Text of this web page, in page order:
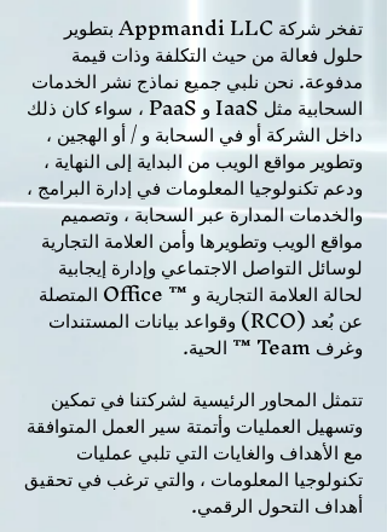
تفخر شركة Appmandi LLC بتطوير
حلول فعالة من حيث التكلفة وذات قيمة
مدفوعة. نحن نلبي جميع نماذج نشر الخدمات
السحابية مثل IaaS و PaaS ، سواء كان ذلك
داخل الشركة أو في السحابة و / أو الهجين ،
وتطوير مواقع الويب من البداية إلى النهاية ،
ودعم تكنولوجيا المعلومات في إدارة البرامج ،
والخدمات المدارة عبر السحابة ، وتصميم
مواقع الويب وتطويرها وأمن العلامة التجارية
لوسائل التواصل الاجتماعي وإدارة إيجابية
لحالة العلامة التجارية و ™ Office المتصلة
عن بُعد (RCO) وقواعد بيانات المستندات
وغرف Team ™ الحية.
تتمثل المحاور الرئيسية لشركتنا في تمكين
وتسهيل العمليات وأتمتة سير العمل المتوافقة
مع الأهداف والغايات التي تلبي عمليات
تكنولوجيا المعلومات ، والتي ترغب في تحقيق
أهداف التحول الرقمي.